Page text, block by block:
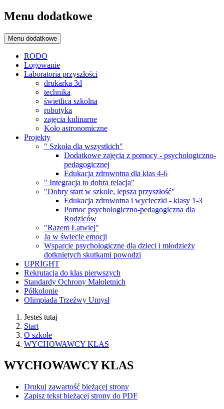
Menu dodatkowe
Menu dodatkowe
RODO
Logowanie
Laboratoria przyszłości
drukarka 3d
technika
świetlica szkolna
robotyka
zajęcia kulinarne
Koło astronomiczne
Projekty
" Szkoła dla wszystkich"
Dodatkowe zajęcia z pomocy - psychologiczno-
pedagogicznej
Edukacja zdrowotna dla klas 4-6
" Integracja to dobra relacja"
"Dobry start w szkole, lepsza przyszłość"
Edukacja zdrowotna i wycieczki - klasy 1-3
Pomoc psychologiczno-pedagogiczna dla
Rodziców
"Razem Łatwiej"
Ja w świecie emocji
Wsparcie psychologiczne dla dzieci i młodzieży
dotkniętych skutkami powodzi
UPRIGHT
Rekrutacja do klas pierwszych
Standardy Ochrony Małoletnich
Półkolonie
Olimpiada Trzeźwy Umysł
Jesteś tutaj
Start
O szkole
WYCHOWAWCY KLAS
WYCHOWAWCY KLAS
Drukuj zawartość bieżącej strony
Zapisz tekst bieżącej strony do PDF